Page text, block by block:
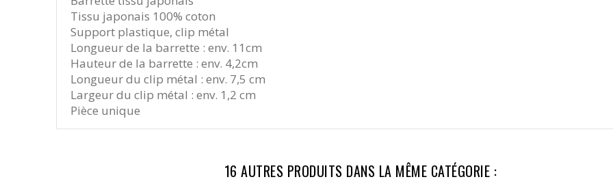
Tissu japonais 100% coton
Support plastique, clip métal
Longueur de la barrette : env. 11cm
Hauteur de la barrette : env. 4,2cm
Longueur du clip métal : env. 7,5 cm
Largeur du clip métal : env. 1,2 cm
Pièce unique
16 AUTRES PRODUITS DANS LA MÊME CATÉGORIE :